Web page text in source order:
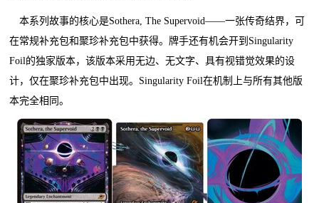
本系列故事的核心是Sothera, The Supervoid——一张传奇结界，可
在常规补充包和聚珍补充包中获得。牌手还有机会开到Singularity
Foil的独家版本，该版本采用无边、无文字、具有视错觉效果的设
计，仅在聚珍补充包中出现。Singularity Foil在机制上与所有其他版
本完全相同。